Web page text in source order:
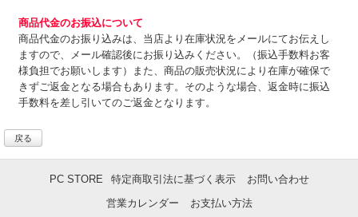
商品代金のお振込について
商品代金のお振り込みは、 当店より在庫状況をメールにてお伝えし
ますので、メール確認後にお振り込みください。（振込手数料お客
様負担でお願いします）また、商品の販売状況により在庫が確保で
きずご返金となる場合もあります。そのような場合、返金時に振込
手数料を差し引いてのご返金となります。
戻る
PC STORE 特定商取引法に基づく表示
お問い合わせ
営業カレンダー
お支払い方法